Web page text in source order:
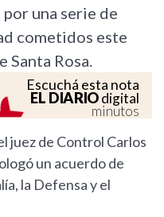
una serie de
cometidos este
Santa Rosa.
Escuchá esta nota
EL DIARIOdigital
minutos
juez de Control Carlos
un acuerdo de
la Defensa y el